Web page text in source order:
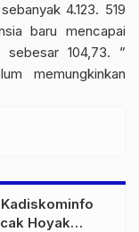
4.123. 519
baru mencapai
104,73. ”
memungkinkan
Hoyak